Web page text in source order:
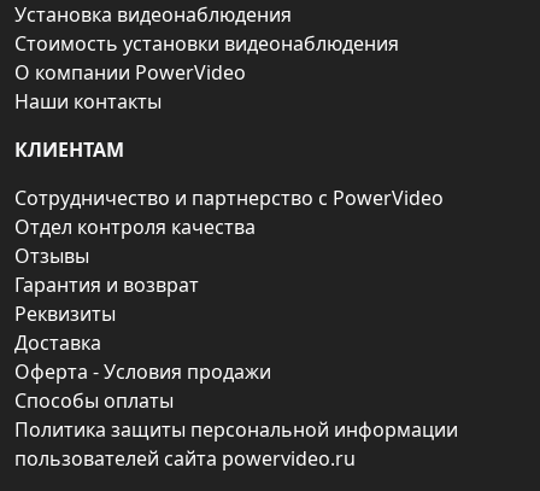
Установка видеонаблюдения
Стоимость установки видеонаблюдения
О компании PowerVideo
Наши контакты
КЛИЕНТАМ
Сотрудничество и партнерство с PowerVideo
Отдел контроля качества
Отзывы
Гарантия и возврат
Реквизиты
Доставка
Оферта - Условия продажи
Способы оплаты
Политика защиты персональной информации
пользователей сайта powervideo.ru